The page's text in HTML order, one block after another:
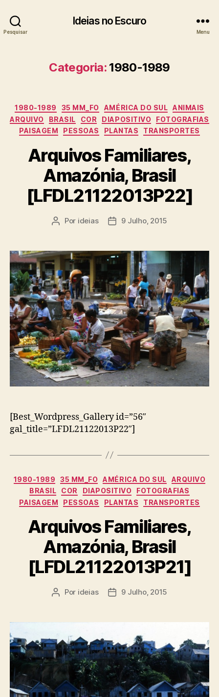
Pesquisar
Ideias no Escuro
Menu
Categoria: 1980-1989
Categorias
1980-1989 35 MM_FO AMÉRICA DO SUL ANIMAIS
ARQUIVO
BRASIL COR DIAPOSITIVO
FOTOGRAFIAS
PAISAGEM
PESSOAS PLANTAS TRANSPORTES
Arquivos Familiares,
Amazónia, Brasil
[LFDL21122013P22]
Autor
Por ideias
Data9 Julho, 2015
[Best_Wordpress_Gallery id=”56″
gal_title=”LFDL21122013P22″]
Categorias
1980-1989 35 MM_FO AMÉRICA DO SUL
ARQUIVO
BRASIL
COR DIAPOSITIVO
FOTOGRAFIAS
PAISAGEM
PESSOAS PLANTAS TRANSPORTES
Arquivos Familiares,
Amazónia, Brasil
[LFDL21122013P21]
Autor
Por ideias
Data9 Julho, 2015